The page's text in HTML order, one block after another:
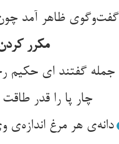
گفت‌‌وگوی ظاهر آمد
مکرر
جمله گفتند ای حکیم
چار پا را قدر طاقت بار نه ** بر ضعیفان قدر قوت کار نه‌‌